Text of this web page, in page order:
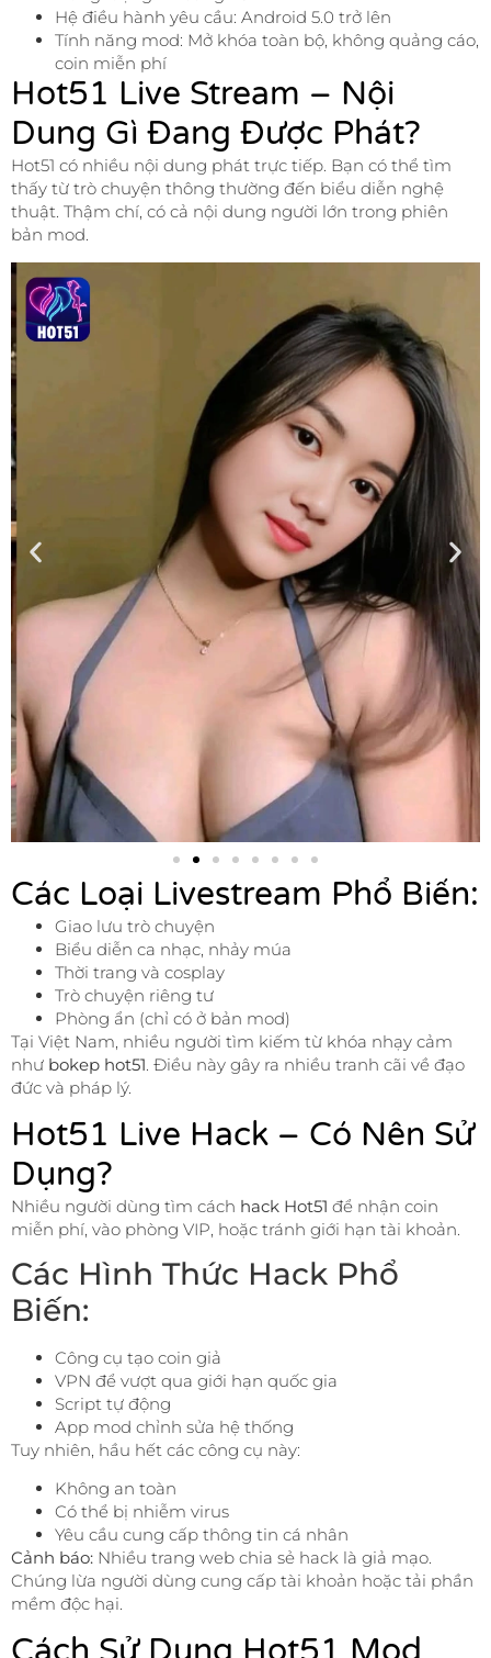
Hệ điều hành yêu cầu: Android 5.0 trở lên
Tính năng mod: Mở khóa toàn bộ, không quảng cáo,
coin miễn phí
Hot51 Live Stream – Nội
Dung Gì Đang Được Phát?
Hot51 có nhiều nội dung phát trực tiếp. Bạn có thể tìm
thấy từ trò chuyện thông thường đến biểu diễn nghệ
thuật. Thậm chí, có cả nội dung người lớn trong phiên
bản mod.
Các Loại Livestream Phổ Biến:
Giao lưu trò chuyện
Biểu diễn ca nhạc, nhảy múa
Thời trang và cosplay
Trò chuyện riêng tư
Phòng ẩn (chỉ có ở bản mod)
Tại Việt Nam, nhiều người tìm kiếm từ khóa nhạy cảm
như bokep hot51. Điều này gây ra nhiều tranh cãi về đạo
đức và pháp lý.
Hot51 Live Hack – Có Nên Sử
Dụng?
Nhiều người dùng tìm cách hack Hot51 để nhận coin
miễn phí, vào phòng VIP, hoặc tránh giới hạn tài khoản.
Các Hình Thức Hack Phổ
Biến:
Công cụ tạo coin giả
VPN để vượt qua giới hạn quốc gia
Script tự động
App mod chỉnh sửa hệ thống
Tuy nhiên, hầu hết các công cụ này:
Không an toàn
Có thể bị nhiễm virus
Yêu cầu cung cấp thông tin cá nhân
Cảnh báo: Nhiều trang web chia sẻ hack là giả mạo.
Chúng lừa người dùng cung cấp tài khoản hoặc tải phần
mềm độc hại.